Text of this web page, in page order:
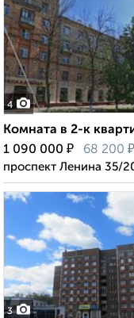
4
Комната в 2-к
1 090 000 ₽ 68 200 ₽
проспект Ленина 35/
3